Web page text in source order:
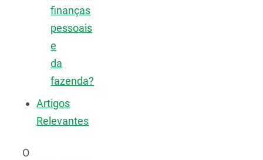
finanças
pessoais
e
da
fazenda?
Artigos
Relevantes
O